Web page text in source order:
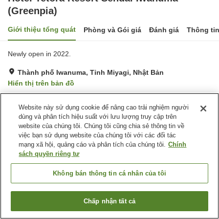
(Greenpia)
Giới thiệu tổng quát Phòng và Gói giá Đánh giá Thông
Newly open in 2022.
Thành phố Iwanuma, Tỉnh Miyagi, Nhật Bản
Hiển thị trên bản đồ
Trang chủ Nhật Bản Tỉnh Miyagi
Thành phố Iwanuma
Hotel Tetora Resort Sendai Iwanuma (Greenpia)
Tìm phòng trống
Website này sử dụng cookie để nâng cao trải nghiệm người
dùng và phân tích hiệu suất với lưu lượng truy cập trên
website của chúng tôi. Chúng tôi cũng chia sẻ thông tin về
việc bạn sử dụng website của chúng tôi với các đối tác
mạng xã hội, quảng cáo và phân tích của chúng tôi. Chính
sách quyền riêng tư
Không bán thông tin cá nhân của tôi
Chấp nhận tất cả